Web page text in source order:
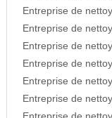
Entreprise de
Entreprise de
Entreprise de
Entreprise de
Entreprise de
Entreprise de